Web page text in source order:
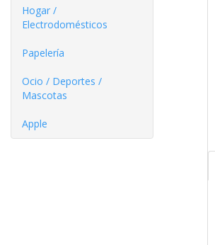
Hogar /
Electrodomésticos
Papelería
Ocio / Deportes /
Mascotas
Apple